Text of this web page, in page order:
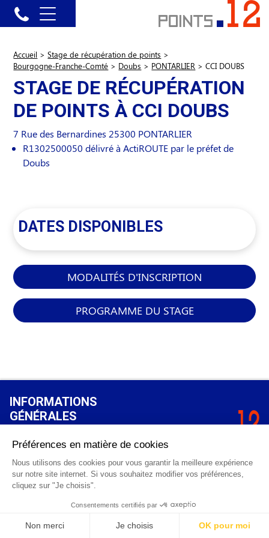
Accueil > Stage de récupération de points >
Bourgogne-Franche-Comté > Doubs > PONTARLIER > CCI DOUBS
STAGE DE RÉCUPÉRATION
DE POINTS À CCI DOUBS
7 Rue des Bernardines 25300 PONTARLIER
R1302500050 délivré à ActiROUTE par le préfet de
Doubs
DATES DISPONIBLES
MODALITÉS D'INSCRIPTION
PROGRAMME DU STAGE
INFORMATIONS
GÉNÉRALES
FAQ
CGV
Mentions légales
Contact
info@points12.fr